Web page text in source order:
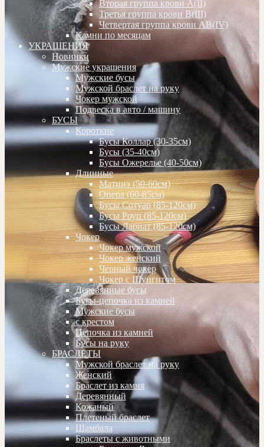
Вторая группа крови А(II)
Третья группа крови В(III)
Четвертая группа крови АВ(IV)
Камни по месяцам
УКРАШЕНИЯ
Новинки
Мужские украшения
Мужские бусы
Мужской браслет на руку
Чокер мужской
Подвеска в авто / машину
БУСЫ
Короткие
Бусы Коллар (30-35см)
Бусы (35-40см)
Бусы Ожерелье (40-50см)
Длинные
Матинэ (50-60см)
Опера (60-85см)
Бусы Сотуар (85-120см)
Бусы Роуп (85-120см)
Бусы Лариат (85-120см)
Чокер
Чокер мужской
Чокер женский
Черный чокер
Чокер с Шунгитом
Деревянные бусы
Бусы-цепочка из камней
Мужские бусы
с крестом
Цепочка из камней
Бусы на руку
БРАСЛЕТЫ
Мужской браслет на руку
Женский
Браслет из камня
Деревянный
Кожаный
Плетеный браслет
Шамбала
Браслеты с животными